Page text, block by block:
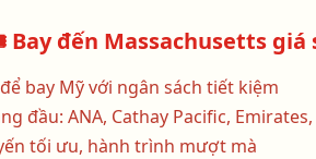
Bay đến Massachusetts giá
bay Mỹ với ngân sách tiết kiệm
đầu: ANA, Cathay Pacific,
tối ưu, hành trình mượt mà